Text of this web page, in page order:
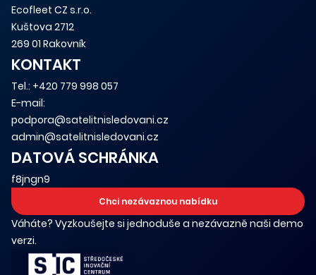
Ecofleet CZ s.r.o.
Kuštova 2712
269 01 Rakovník
KONTAKT
Tel.: +420 779 998 057
E-mail:
podpora@satelitnisledovani.cz
admin@satelitnisledovani.cz
DATOVÁ SCHRÁNKA
f8jngn9
Chci nezávaznou nabídku
Váháte? Vyzkoušejte si jednoduše a nezávazně naši demo
verzi.